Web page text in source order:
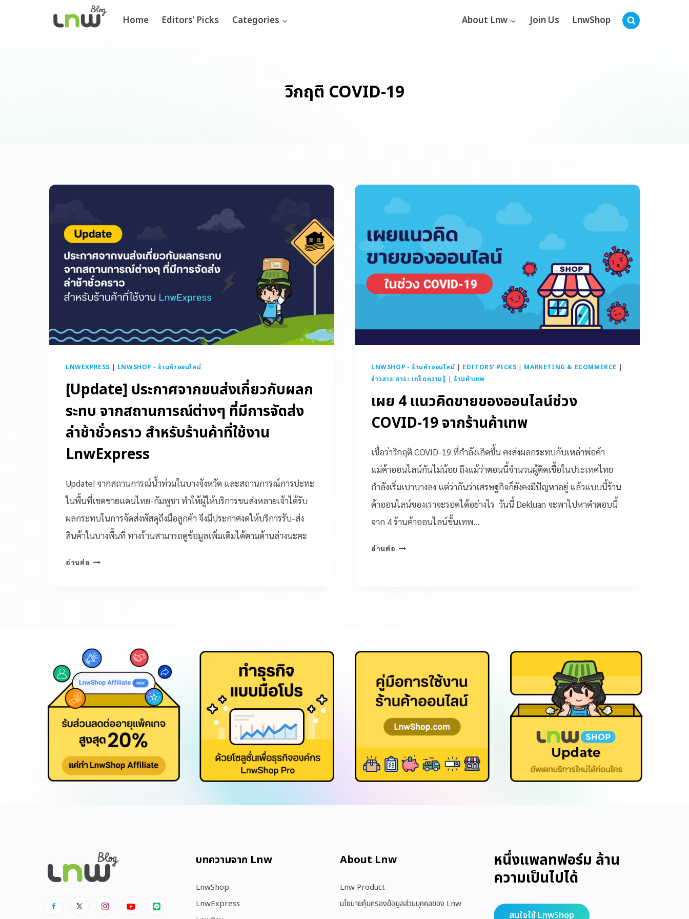
Home Editors’ Picks Categories About Lnw Join Us LnwShop
วิกฤติ COVID-19
LNWEXPRESS | LNWSHOP - ร้านค้าออนไลน์
[Update] ประกาศจากขนส่งเกี่ยวกับผลก
ระทบ จากสถานการณ์ต่างๆ ที่มีการจัดส่ง
ล่าช้าชั่วคราว สำหรับร้านค้าที่ใช้งาน
LnwExpress
Update! จากสถานการณ์น้ำท่วมในบางจังหวัด และสถานการณ์การปะทะ
ในพื้นที่เขตชายแดนไทย-กัมพูชา ทำให้ผู้ให้บริการขนส่งหลายเจ้าได้รับ
ผลกระทบในการจัดส่งพัสดุถึงมือลูกค้า จึงมีประกาศงดให้บริการรับ-ส่ง
สินค้าในบางพื้นที่ ทางร้านสามารถดูข้อมูลเพิ่มเติมได้ตามด้านล่างนะคะ
อ่านต่อ
LNWSHOP - ร้านค้าออนไลน์ | EDITORS' PICKS | MARKETING & ECOMMERCE |
ข่าวสาร สาระ เกร็ดความรู้ | ร้านค้าเทพ
เผย 4 แนวคิดขายของออนไลน์ช่วง
COVID-19 จากร้านค้าเทพ
เชื่อว่าวิกฤติ COVID-19 ที่กำลังเกิดขึ้น คงส่งผลกระทบกับเหล่าพ่อค้า
แม่ค้าออนไลน์กันไม่น้อย ถึงแม้ว่าตอนนี้จำนวนผู้ติดเชื้อในประเทศไทย
กำลังเริ่มเบาบางลง แต่ว่ากันว่าเศรษฐกิจก็ยังคงมีปัญหาอยู่ แล้วแบบนี้ร้าน
ค้าออนไลน์ของเราจะรอดได้อย่างไร วันนี้ Dekluan จะพาไปหาคำตอบนี้
จาก 4 ร้านค้าออนไลน์ขั้นเทพ…
อ่านต่อ
บทความจาก Lnw
LnwShop
LnwExpress
About Lnw​
Lnw Product
นโยบายคุ้มครองข้อมูลส่วนบุคคลของ Lnw
หนึ่งแพลทฟอร์ม ล้าน
ความเป็นไปได้
สนใจใช้ LnwShop